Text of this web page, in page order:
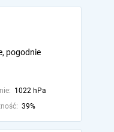
pogodnie
1022 hPa
39%